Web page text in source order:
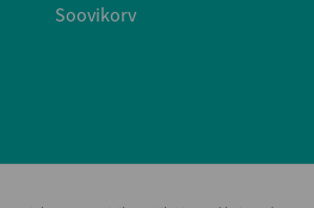
Soovikorv